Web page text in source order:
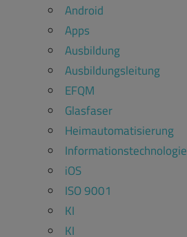
Android
Apps
Ausbildung
Ausbildungsleitung
EFQM
Glasfaser
Heimautomatisierung
Informationstechnologie
iOS
ISO 9001
KI
KI